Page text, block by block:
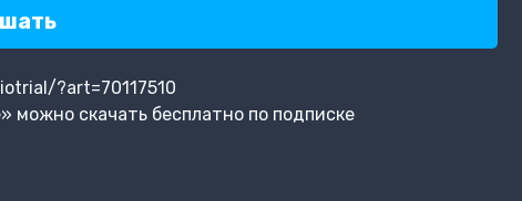
?art=70117510
скачать бесплатно по подписке